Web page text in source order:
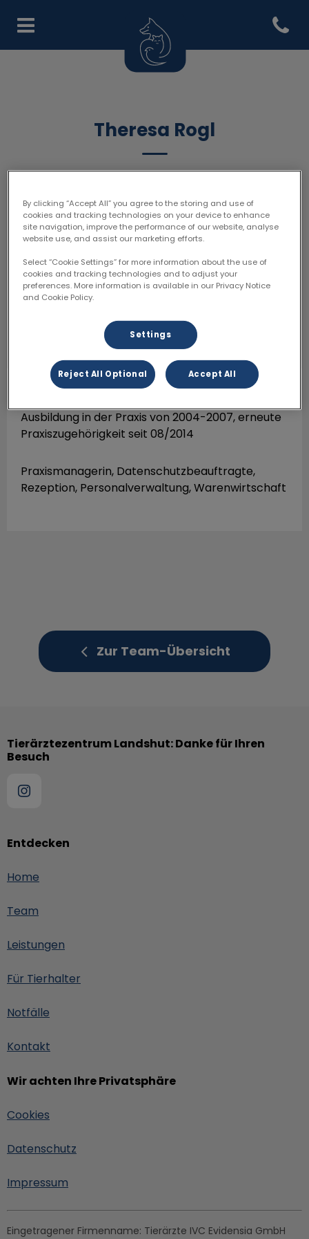
Homepage
Open
Theresa Rogl
Theresa RoglTFA
Ausbildung in der Praxis von 2004-2007, erneute
Praxiszugehörigkeit seit 08/2014
Praxismanagerin, Datenschutzbeauftragte,
Rezeption, Personalverwaltung, Warenwirtschaft
Zur Team-Übersicht
Entdecken
Home
Team
Leistungen
Für Tierhalter
Notfälle
Kontakt
Wir achten Ihre Privatsphäre
Cookies
Datenschutz
Impressum
Tierärztezentrum Landshut: Danke für Ihren
Besuch
Eingetragener Firmenname: Tierärzte IVC Evidensia GmbH
By clicking “Accept All” you agree to the storing and use of
cookies and tracking technologies on your device to enhance
site navigation, improve the performance of our website, analyse
website use, and assist our marketing efforts.
Select “Cookie Settings” for more information about the use of
cookies and tracking technologies and to adjust your
preferences. More information is available in our Privacy Notice
and Cookie Policy.
Settings
Reject All Optional Accept All